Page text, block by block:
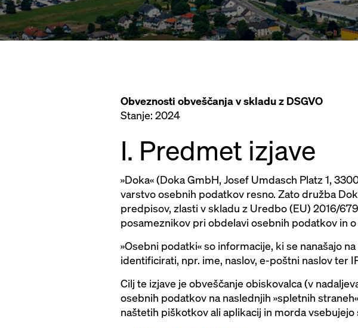
Obveznosti obveščanja v skladu z DSGVO
Stanje: 2024
I. Predmet izjave
»Doka« (Doka GmbH, Josef Umdasch Platz 1,
varstvo osebnih podatkov resno. Zato družba
predpisov, zlasti v skladu z Uredbo (EU) 2016/
posameznikov pri obdelavi osebnih podatkov in
»Osebni podatki« so informacije, ki se nanašajo
identificirati, npr. ime, naslov, e-poštni naslov ter
Cilj te izjave je obveščanje obiskovalca (v
osebnih podatkov na naslednjih »spletnih
naštetih piškotkov ali aplikacij in morda